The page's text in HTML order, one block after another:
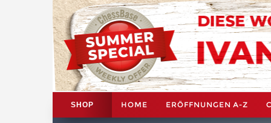
SHOP HOME ERÖFFNUNGEN A-Z